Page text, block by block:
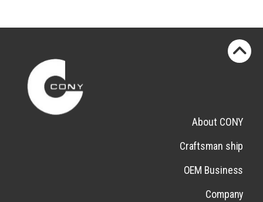
About CONY
Craftsman ship
OEM Business
Company